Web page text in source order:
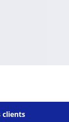
clients